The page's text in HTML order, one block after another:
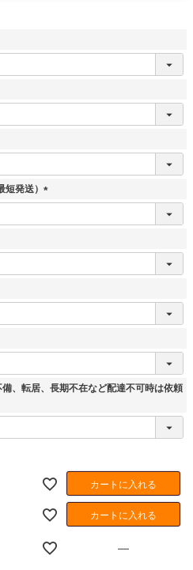
発送）
(
、転居、長期不在など配達不可時は依頼
カートに入れる
カートに入れる
—